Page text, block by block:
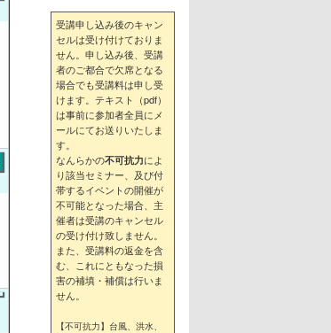
受講申し込み後のキャン
セルは受け付けておりま
せん。申し込み後、受講
者のご都合で欠席となる
場合でも受講料は申し受
けます。テキスト（pdf）
は事前に参加者全員にメ
ールにてお送りいたしま
す。
なんらかの不可抗力によ
り該当セミナー、及び付
帯するイベントの開催が
不可能となった場合、主
催者は受講のキャンセル
の受け付け致しません。
また、受講料の返金を含
む、これにともなった損
害の補填・補償は行いま
せん。
【不可抗力】台風、洪水、